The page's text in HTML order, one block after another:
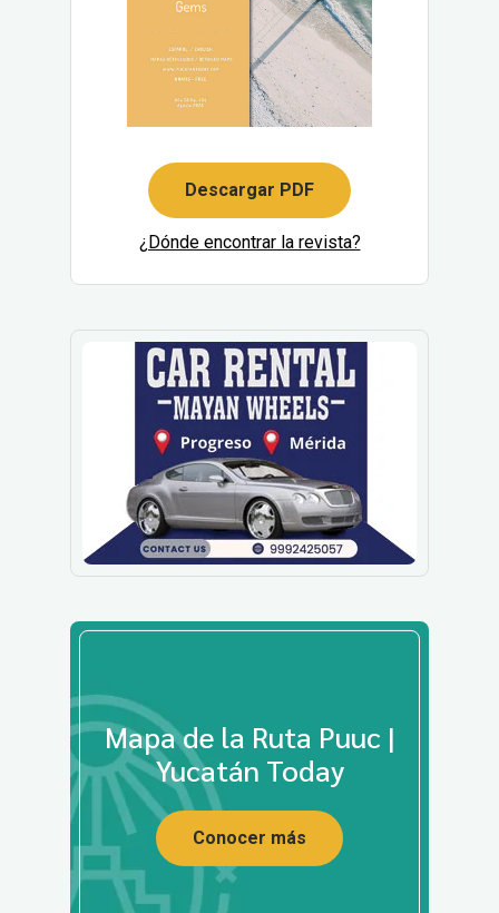
Descargar PDF
¿Dónde encontrar la revista?
Mapa de la Ruta Puuc |
Yucatán Today
Conocer más